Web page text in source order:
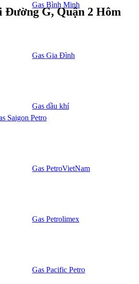
Gas Bình Minh
Gas Gia Đình
Gas dầu khí
Saigon Petro
Gas PetroVietNam
Gas Petrolimex
Gas Pacific Petro
Đường G, Quận 2 Hôm